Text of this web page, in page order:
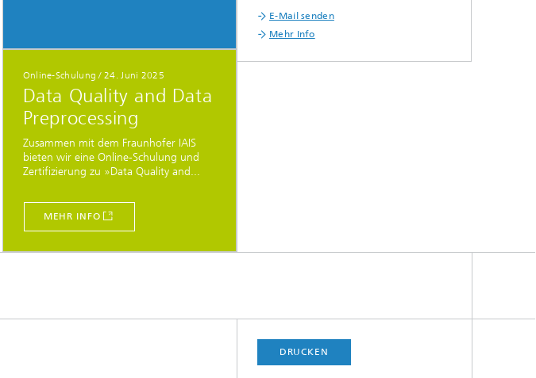
Online-Schulung / 24. Juni 2025
Data Quality and Data
Preprocessing
Zusammen mit dem Fraunhofer IAIS
bieten wir eine Online-Schulung und
Zertifizierung zu »Data Quality and...
MEHR INFO
E-Mail senden
Mehr Info
DRUCKEN